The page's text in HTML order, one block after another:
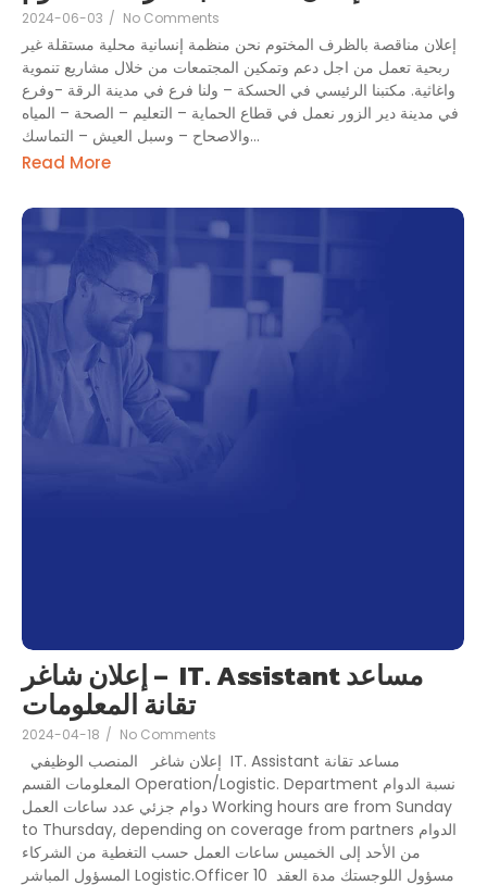
2024-06-03 / No Comments
إعلان مناقصة بالظرف المختوم نحن منظمة إنسانية محلية مستقلة غير
ربحية تعمل من اجل دعم وتمكين المجتمعات من خلال مشاريع تنموية
واغاثية. مكتبنا الرئيسي في الحسكة – ولنا فرع في مدينة الرقة -وفرع
في مدينة دير الزور نعمل في قطاع الحماية – التعليم – الصحة – المياه
والاصحاح – وسبل العيش – التماسك...
Read More
إعلان شاغر – IT. Assistant مساعد
تقانة المعلومات
2024-04-18 / No Comments
المعلومات القسم Operation/Logistic. Department نسبة الدوام
دوام جزئي عدد ساعات العمل Working hours are from Sunday
to Thursday, depending on coverage from partners الدوام
من الأحد إلى الخميس ساعات العمل حسب التغطية من الشركاء
المسؤول المباشر Logistic.Officer مسؤول اللوجستك مدة العقد 10